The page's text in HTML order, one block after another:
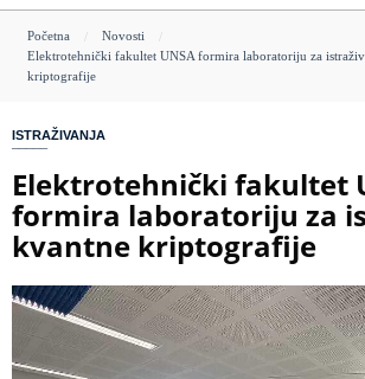
You
are
Početna
Novosti
Elektrotehnički fakultet UNSA formira laboratoriju za
kriptografije
ISTRAŽIVANJA
Elektrotehnički fakultet
formira laboratoriju za
kvantne kriptografije